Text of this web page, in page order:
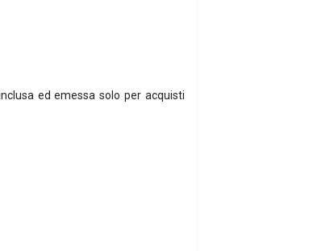
ed emessa solo per acquisti